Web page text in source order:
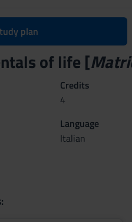
plan
of life [
Credits
4
Language
Italian